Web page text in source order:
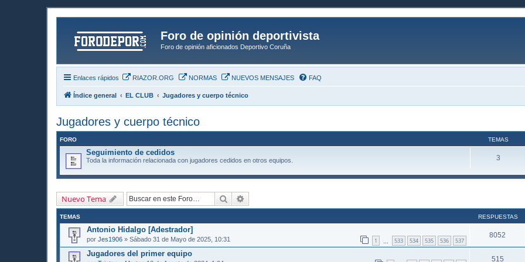
Foro de opinión deportivista
Foro de opinión aficionados Deportivo Coruña
Enlaces rápidos RIAZOR.ORG NORMAS NUEVOS MENSAJES FAQ
Índice general EL CLUB Jugadores y cuerpo técnico
Jugadores y cuerpo técnico
FORO TEMAS
Seguimiento de cedidos
Toda la información relacionada con jugadores cedidos en otros equipos. 3
Nuevo Tema Buscar
TEMAS RESPUESTAS
Antonio Hidalgo [Adestrador]
por Jes1906 » Sábado 31 de Mayo de 2025, 10:31 1 533 534 535 536 537
8052
Jugadores del primer equipo
515